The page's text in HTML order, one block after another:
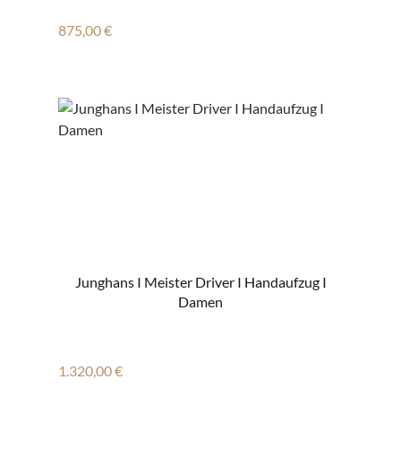
Regulärer Preis:
875,00 €
Junghans I Meister Driver I Handaufzug I
Damen
Regulärer Preis:
1.320,00 €